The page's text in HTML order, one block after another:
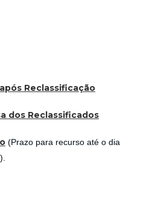
Reclassificação
dos Reclassificados
(Prazo para recurso até o dia